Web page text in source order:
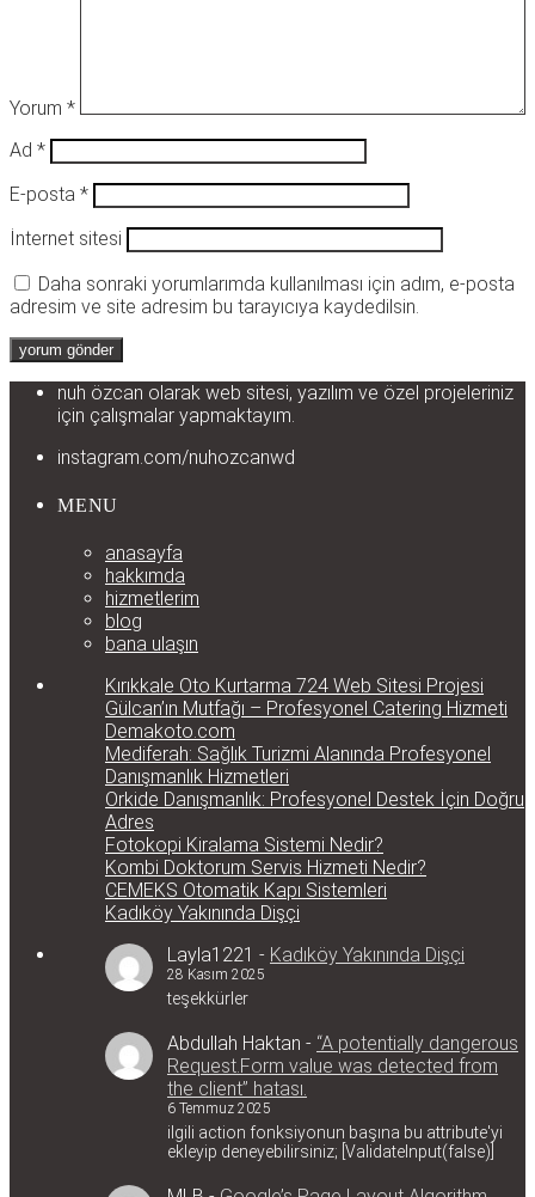
Yorum *
Ad *
E-posta *
İnternet sitesi
Daha sonraki yorumlarımda kullanılması için adım, e-posta
adresim ve site adresim bu tarayıcıya kaydedilsin.
nuh özcan olarak web sitesi, yazılım ve özel projeleriniz
için çalışmalar yapmaktayım.
instagram.com/nuhozcanwd
MENU
anasayfa
hakkımda
hizmetlerim
blog
bana ulaşın
Kırıkkale Oto Kurtarma 724 Web Sitesi Projesi
Gülcan’ın Mutfağı – Profesyonel Catering Hizmeti
Demakoto.com
Mediferah: Sağlık Turizmi Alanında Profesyonel
Danışmanlık Hizmetleri
Orkide Danışmanlık: Profesyonel Destek İçin Doğru
Adres
Fotokopi Kiralama Sistemi Nedir?
Kombi Doktorum Servis Hizmeti Nedir?
CEMEKS Otomatik Kapı Sistemleri
Kadıköy Yakınında Dişçi
Layla1221 - Kadıköy Yakınında Dişçi
28 Kasım 2025
teşekkürler
Abdullah Haktan - “A potentially dangerous
Request.Form value was detected from
the client” hatası.
6 Temmuz 2025
ilgili action fonksiyonun başına bu attribute'yi
ekleyip deneyebilirsiniz; [ValidateInput(false)]